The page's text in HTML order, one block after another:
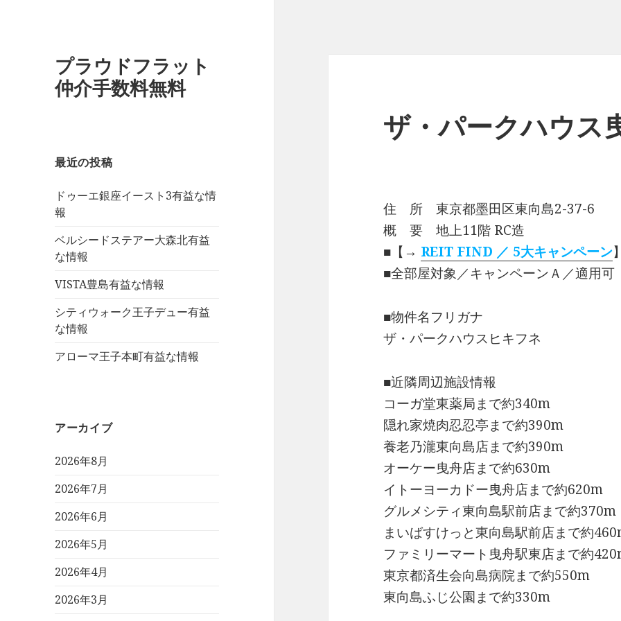
プラウドフラット
仲介手数料無料
最近の投稿
ドゥーエ銀座イースト3有益な情
報
ベルシードステアー大森北有益
な情報
VISTA豊島有益な情報
シティウォーク王子デュー有益
な情報
アローマ王子本町有益な情報
アーカイブ
2026年8月
2026年7月
2026年6月
2026年5月
2026年4月
2026年3月
ザ・パークハウス
住 所 東京都墨田区東向島2-37-6
概 要 地上11階 RC造
■【→ REIT FIND ／ 5大キャンペーン
■全部屋対象／キャンペーンＡ／適用可
■物件名フリガナ
ザ・パークハウスヒキフネ
■近隣周辺施設情報
コーガ堂東薬局まで約340m
隠れ家焼肉忍忍亭まで約390m
養老乃瀧東向島店まで約390m
オーケー曳舟店まで約630m
イトーヨーカドー曳舟店まで約620m
グルメシティ東向島駅前店まで約370m
まいばすけっと東向島駅前店まで約
ファミリーマート曳舟駅東店まで約
東京都済生会向島病院まで約550m
東向島ふじ公園まで約330m